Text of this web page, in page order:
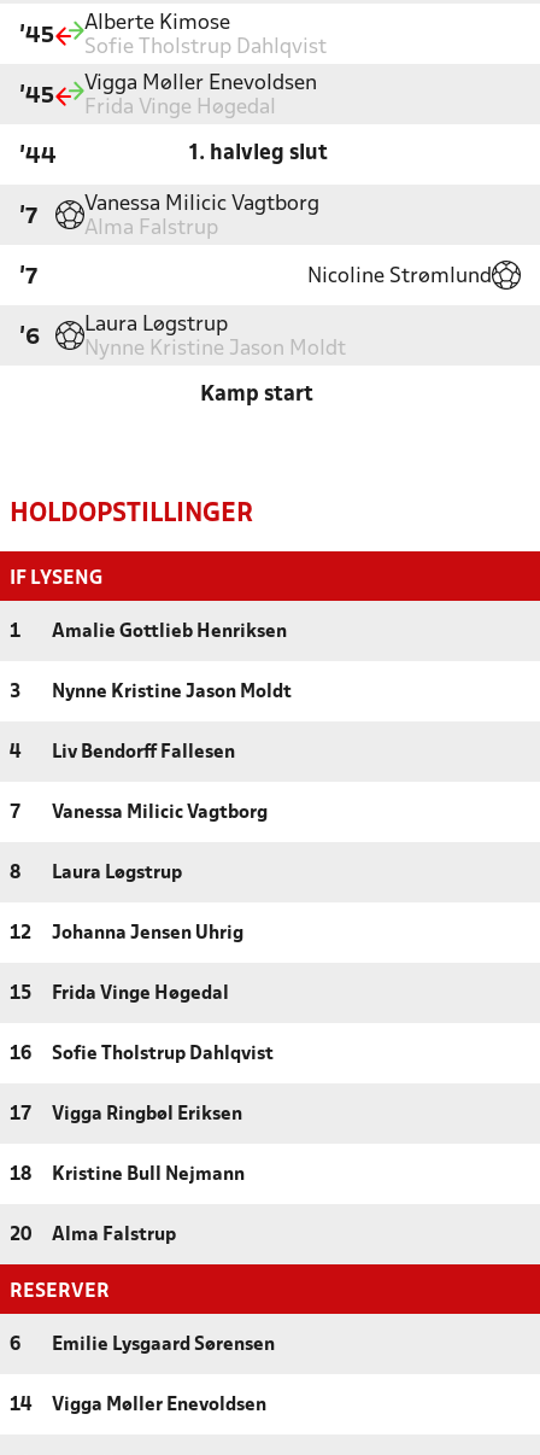
'45
Alberte Kimose
Sofie Tholstrup Dahlqvist
'45
Vigga Møller Enevoldsen
Frida Vinge Høgedal
'44 1. halvleg slut
'7
Vanessa Milicic Vagtborg
Alma Falstrup
'7 Nicoline Strømlund
'6
Laura Løgstrup
Nynne Kristine Jason Moldt
Kamp start
HOLDOPSTILLINGER
IF LYSENG
1 Amalie Gottlieb Henriksen
3 Nynne Kristine Jason Moldt
4 Liv Bendorff Fallesen
7 Vanessa Milicic Vagtborg
8 Laura Løgstrup
12 Johanna Jensen Uhrig
15 Frida Vinge Høgedal
16 Sofie Tholstrup Dahlqvist
17 Vigga Ringbøl Eriksen
18 Kristine Bull Nejmann
20 Alma Falstrup
RESERVER
6 Emilie Lysgaard Sørensen
14 Vigga Møller Enevoldsen